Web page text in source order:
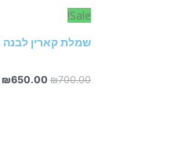
Sale!
שמלת קארין לבנה
₪700.00
₪650.00